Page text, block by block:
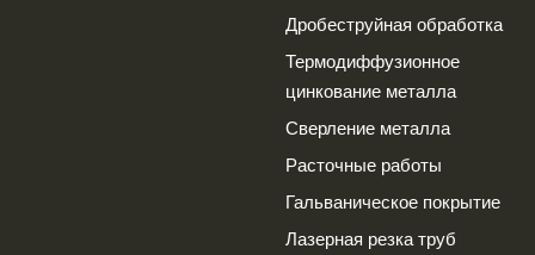
Дробеструйная обработка
Термодиффузионное
цинкование металла
Сверление металла
Расточные работы
Гальваническое покрытие
Лазерная резка труб